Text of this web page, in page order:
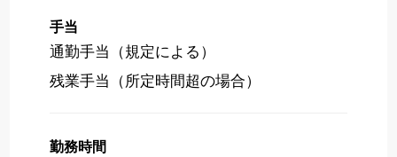
手当
通勤手当（規定による）
残業手当（所定時間超の場合）
勤務時間